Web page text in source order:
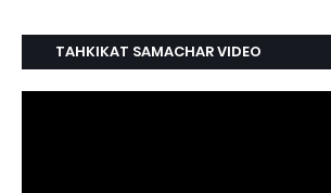
TAHKIKAT SAMACHAR VIDEO